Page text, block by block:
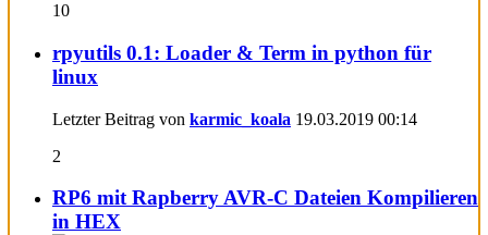
10
rpyutils 0.1: Loader & Term in python für
linux
Letzter Beitrag von karmic_koala 19.03.2019 00:14
2
RP6 mit Rapberry AVR-C Dateien Kompilieren
in HEX